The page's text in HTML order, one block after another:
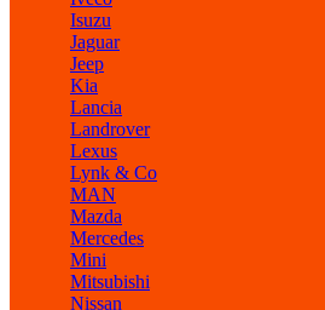
Isuzu
Jaguar
Jeep
Kia
Lancia
Landrover
Lexus
Lynk & Co
MAN
Mazda
Mercedes
Mini
Mitsubishi
Nissan